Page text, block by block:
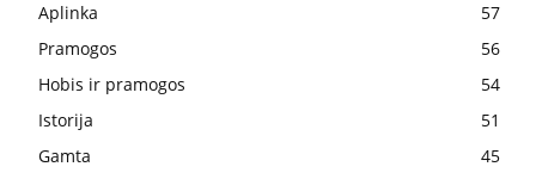
Aplinka
57
Pramogos
56
Hobis ir pramogos
54
Istorija
51
Gamta
45